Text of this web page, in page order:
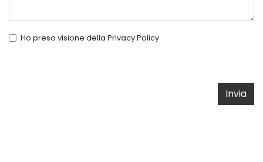
Ho preso visione della Privacy Policy
Invia